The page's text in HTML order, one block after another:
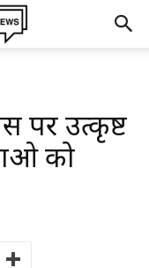
पर उत्कृष्ट
को